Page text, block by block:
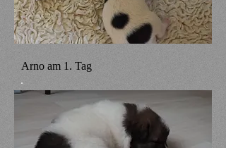
Arno am 1. Tag